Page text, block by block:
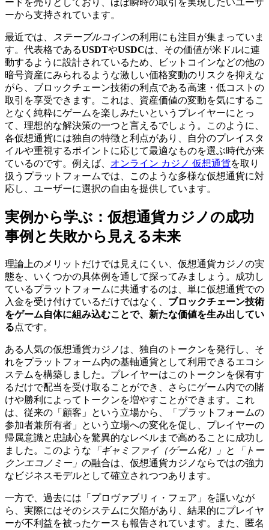
ードを売りとしており、ほぼ瞬時の取引を実現したいユーザ
ーから支持されています。
最近では、 ステーブルコインの利用にも注目が集まっていま
す。代表格であるUSDTやUSDCは、その価値が米ドルに連
動するように設計されているため、ビットコインなどの他の
暗号資産にみられるような激しい価格変動のリスクを抑えな
がら、ブロックチェーン技術の利点である高速・低コストの
取引を享受できます。これは、資産価値の変動を気にするこ
となく純粋にゲームを楽しみたいというプレイヤーにとっ
て、理想的な解決策の一つと言えるでしょう。このように、
各仮想通貨には独自の特徴と利点があり、自分のプレイスタ
イルや重視するポイントに応じて最適なものを選ぶ時代が来
ているのです。例えば、 オンライン カジノ 仮想通貨を取り
扱うプラットフォームでは、このような多様な仮想通貨に対
応し、ユーザーに選択の自由を提供しています。
実例から学ぶ：仮想通貨カジノの成功
事例と失敗から見える未来
理論上のメリットだけでは見えにくい、仮想通貨カジノの実
態を、いくつかの具体例を通して探ってみましょう。成功し
ているプラットフォームに共通するのは、単に仮想通貨での
入金を受け付けているだけではなく、 ブロックチェーン技術
をゲーム自体に組み込むことで、新たな価値を生み出してい
る点です。
ある人気の仮想通貨カジノは、独自のトークンを発行し、そ
れをプラットフォーム内の基軸通貨として利用できるエコシ
ステムを構築しました。プレイヤーはこのトークンを保有す
るだけで配当を受け取ることができ、さらにゲーム内での賭
けや勝利によってトークンを増やすことができます。これ
は、従来の「顧客」という立場から、「プラットフォームの
参加者兼所有者」という立場への変化を促し、プレイヤーの
帰属意識と忠誠心を驚異的なレベルまで高めることに成功し
ました。このような 「ギャミファイ（ゲーム化）」 と
「トー
クンエコノミー」 の融合は、仮想通貨カジノならではの強力
なビジネスモデルとして確立されつつあります。
一方で、過去には「プロヴァブリィ・フェア」を謳いなが
ら、実際にはそのシステムに欠陥があり、結果的にプレイヤ
ーが不利益を被ったケースも報告されています。また、匿名